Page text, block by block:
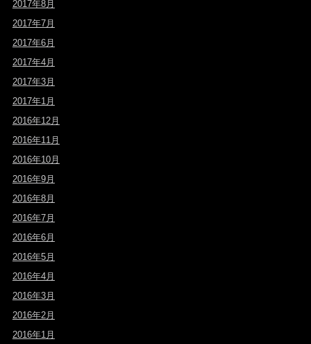
2017年8月
2017年7月
2017年6月
2017年4月
2017年3月
2017年1月
2016年12月
2016年11月
2016年10月
2016年9月
2016年8月
2016年7月
2016年6月
2016年5月
2016年4月
2016年3月
2016年2月
2016年1月